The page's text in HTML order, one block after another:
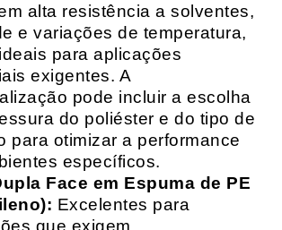
alta resistência a solventes,
e variações de temperatura,
para aplicações
exigentes. A
pode incluir a escolha
do poliéster e do tipo de
para otimizar a performance
específicos.
Face em Espuma de PE
Excelentes para
que exigem